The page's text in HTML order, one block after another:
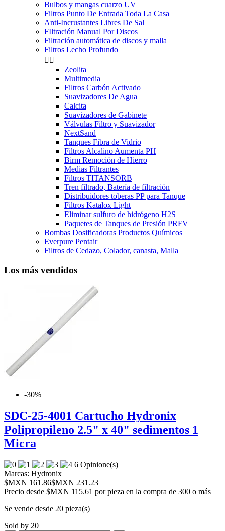
Bulbos y mangas cuarzo UV
Filtros Punto De Entrada Toda La Casa
Anti-Incrustantes Libres De Sal
FIltración Manual Por Discos
Filtración automática de discos y malla
Filtros Lecho Profundo
 
Zeolita
Multimedia
Filtros Carbón Activado
Suavizadores De Agua
Calcita
Suavizadores de Gabinete
Válvulas Filtro y Suavizador
NextSand
Tanques Fibra de Vidrio
Filtros Alcalino Aumenta PH
Birm Remoción de Hierro
Medias Filtrantes
Filtros TITANSORB
Tren filtrado, Batería de filtración
Distribuidores toberas PP para Tanque
Filtros Katalox Light
Eliminar sulfuro de hidrógeno H2S
Paquetes de Tanques de Presión PRFV
Bombas Dosificadoras Productos Químicos
Everpure Pentair
Filtros de Cedazo, Colador, canasta, Malla
Los más vendidos
-30%
SDC-25-4001 Cartucho Hydronix
Polipropileno 2.5" x 40" sedimentos 1
Micra
6 Opinione(s)
Marcas: Hydronix
$MXN 161.86$MXN 231.23
Precio desde $MXN 115.61 por pieza en la compra de 300 o más
Se vende desde 20 pieza(s)
Sold by 20